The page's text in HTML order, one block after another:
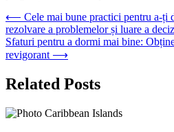
Navigare
în
articole
⟵ Cele mai bune practici pentru a-ți
rezolvare a problemelor și luare a
Sfaturi pentru a dormi mai bine:
revigorant ⟶
Related Posts